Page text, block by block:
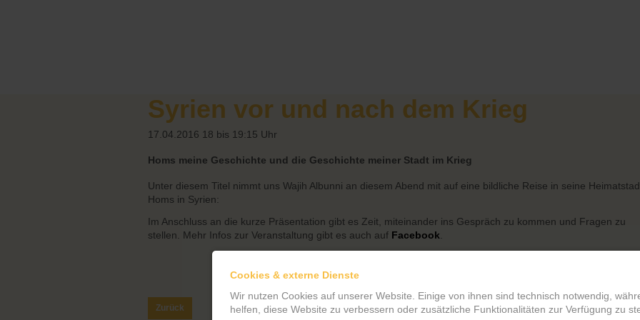
Syrien vor und nach dem Krieg
17.04.2016 18 bis 19:15 Uhr
Homs meine Geschichte und die Geschichte meiner Stadt im Krieg
Unter diesem Titel nimmt uns Wajih Albunni an diesem Abend mit auf eine bildliche Reise in seine
Homs in Syrien:
Im Anschluss an die kurze Präsentation gibt es Zeit, miteinander ins Gespräch zu kommen und Fragen zu
stellen. Mehr Infos zur Veranstaltung gibt es auch auf Facebook
Zurück
Cookies & externe Dienste
Wir nutzen Cookies auf unserer Website. Einige von ihnen sind technisch notwendig,
helfen, diese Website zu verbessern oder zusätzliche Funktionalitäten zur Verfügung zu